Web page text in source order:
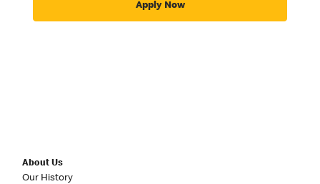
Apply Now
About Us
Our History